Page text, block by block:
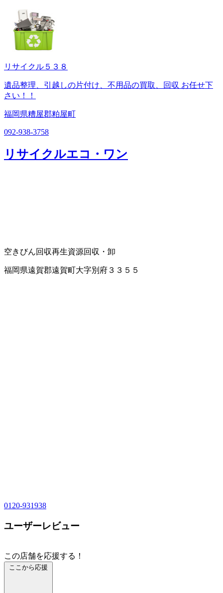
リサイクル５３８
遺品整理、引越しの片付け、不用品の買取、回収 お任せ下
さい！！
福岡県糟屋郡粕屋町
092-938-3758
リサイクルエコ・ワン
空きびん回収再生資源回収・卸
福岡県遠賀郡遠賀町大字別府３３５５
0120-931938
ユーザーレビュー
この店舗を応援する！
ここから応援